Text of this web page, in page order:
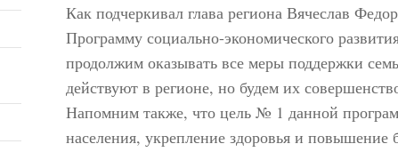
Как подчеркивал глава региона Вячеслав
Программу социально-экономического
продолжим оказывать все меры поддержки
действуют в регионе, но будем их
Напомним также, что цель № 1 данной
населения, укрепление здоровья и повышение